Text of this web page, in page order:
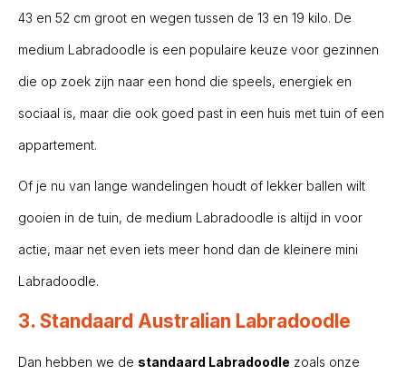
43 en 52 cm groot en wegen tussen de 13 en 19 kilo. De
medium Labradoodle is een populaire keuze voor gezinnen
die op zoek zijn naar een hond die speels, energiek en
sociaal is, maar die ook goed past in een huis met tuin of een
appartement.
Of je nu van lange wandelingen houdt of lekker ballen wilt
gooien in de tuin, de medium Labradoodle is altijd in voor
actie, maar net even iets meer hond dan de kleinere mini
Labradoodle.
3. Standaard Australian Labradoodle
Dan hebben we de standaard Labradoodle zoals onze